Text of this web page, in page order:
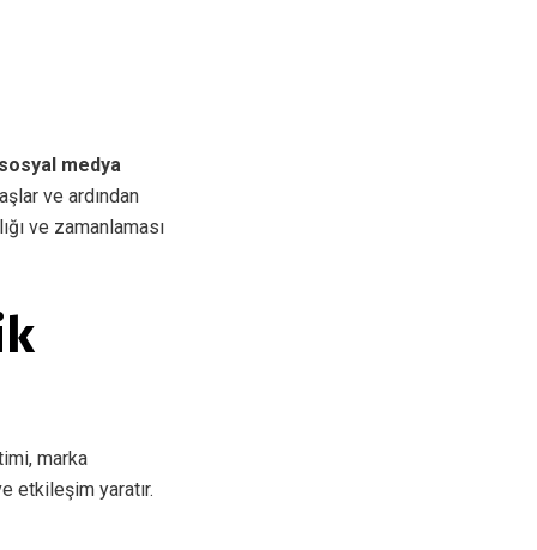
medya
ve ardından
ve zamanlaması
marka
etkileşim yaratır.